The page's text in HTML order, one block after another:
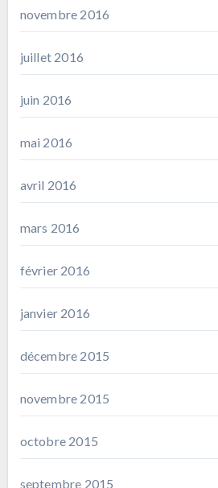
novembre 2016
juillet 2016
juin 2016
mai 2016
avril 2016
mars 2016
février 2016
janvier 2016
décembre 2015
novembre 2015
octobre 2015
septembre 2015